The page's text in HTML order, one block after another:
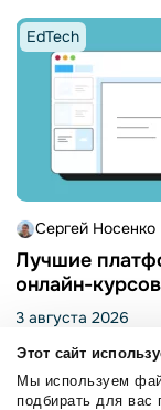
Этот сайт
Мы используем
подбирать для вас
EdTech
Сергей Носенко
Лучшие
онлайн-
3 августа 2026